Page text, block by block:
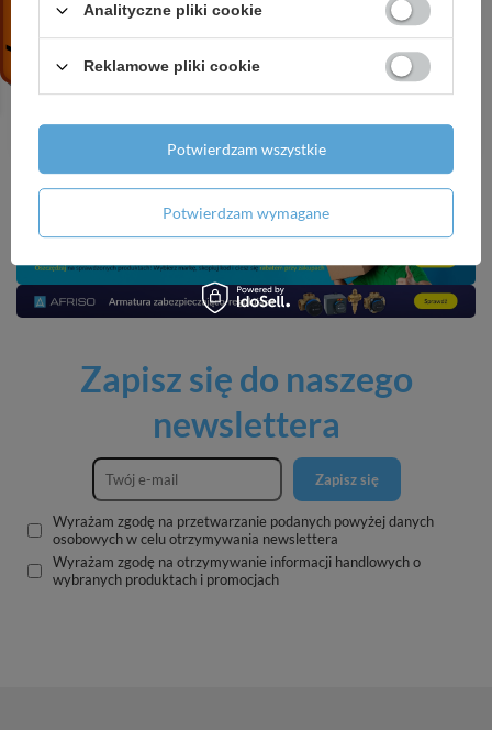
NORMATEK One Shot
DRZEWO SANDAŁOWE
neutralizator zapachów
17,99 zł / szt.
NORMATEK One Shot
Corleone neutralizator
zapachów 600 ml
17,99 zł / szt.
Zapisz się do naszego
newslettera
Zapisz się
Wyrażam zgodę na przetwarzanie podanych powyżej danych
osobowych w celu otrzymywania newslettera
Wyrażam zgodę na otrzymywanie informacji handlowych o
wybranych produktach i promocjach
Analityczne pliki cookie
Reklamowe pliki cookie
Potwierdzam wymagane
Potwierdzam wszystkie